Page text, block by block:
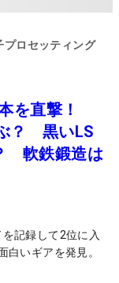
ロセッティング
を直撃！
？ 黒いLS
軟鉄鍛造は
記録して2位に入
白いギアを発見。